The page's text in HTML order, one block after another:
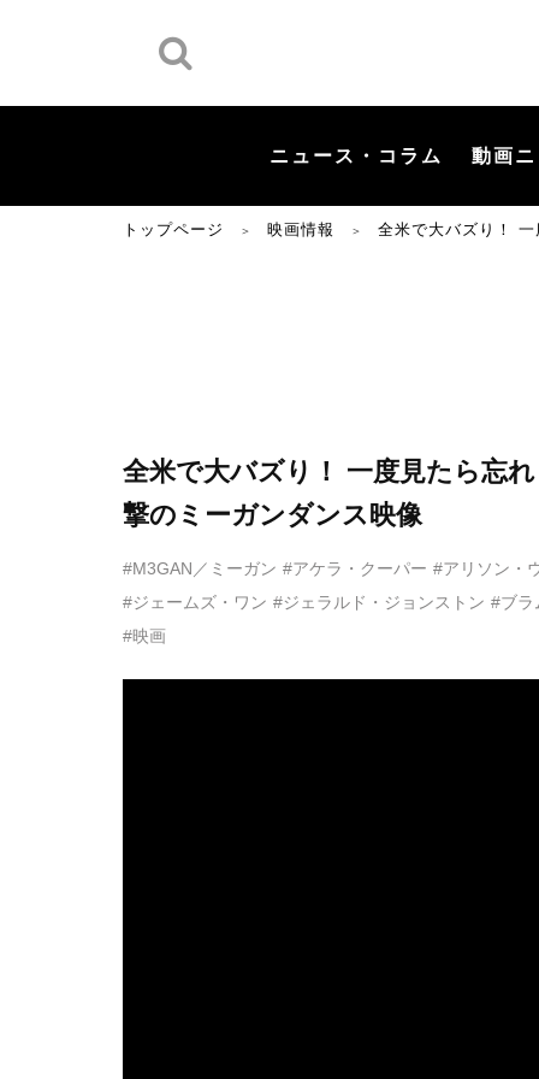
ニュース・コラム 動画
トップページ ＞ 映画情報 ＞ 全米で大バズり！
全米で大バズり！ 一度見たら忘
撃のミーガンダンス映像
#M3GAN／ミーガン #アケラ・クーパー #アリソン・
#ジェームズ・ワン #ジェラルド・ジョンストン #ブラ
#映画